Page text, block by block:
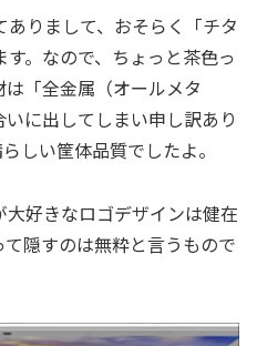
りまして、おそらく「チタ
。なので、ちょっと茶色っ
「全金属（オールメタ
に出してしまい申し訳あり
しい筐体品質でしたよ。
好きなロゴデザインは健在
隠すのは無粋と言うもので